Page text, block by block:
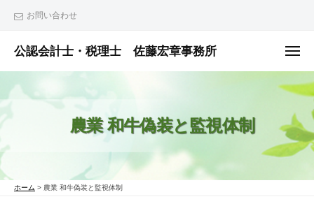
へ
ス
ッ
プ
お問い合わせ
公認会計士・税理士 佐藤宏章事務所
公
認
理
メ
ュ
ー
農業 和牛偽装と監視体制
ホーム > 農業 和牛偽装と監視体制